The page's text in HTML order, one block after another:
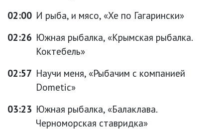
02:00 И рыба, и мясо, «Хе по Гагарински»
02:26 Южная рыбалка, «Крымская рыбалка.
Коктебель»
02:57 Научи меня, «Рыбачим с компанией
Dometic»
03:23 Южная рыбалка, «Балаклава.
Черноморская ставридка»